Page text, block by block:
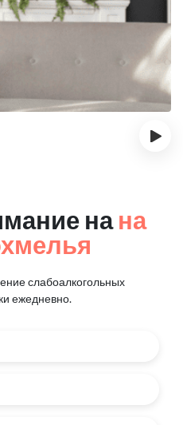
›
нана
слабоалкогольных
ежедневно.